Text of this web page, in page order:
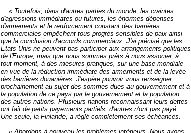
« Toutefois, dans d'autres parties du monde, les craintes
d'agressions immédiates ou futures, les énormes dépenses
d'armements et le renforcement constant des barrières
commerciales empêchent tous progrès sensibles de paix ainsi
que la conclusion d'accords commerciaux. J'ai précisé que les
Etats-Unis ne peuvent pas participer aux arrangements politiques
de l'Europe, mais que nous sommes prêts à nous associer, à
tout moment, à des mesures pratiques, sur une base mondiale
en vue de la réduction immédiate des armements et de la levée
des barrières douanières. J'espère pouvoir vous renseigner
prochainement au sujet des sommes dues au gouvernement et à
la population de ce pays par le gouvernement et la population
des autres nations. Plusieurs nations reconnaissant leurs dettes
ont fait de petits payements partiels; d'autres n'ont pas payé.
Une seule, la Finlande, a réglé complètement ses échéances.